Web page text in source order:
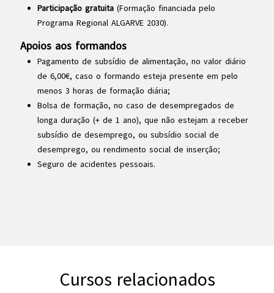
Participação gratuita(Formação financiada pelo
Programa Regional ALGARVE 2030).
Apoios aos formandos
Pagamento de subsídio de alimentação, no valor diário
de 6,00€, caso o formando esteja presente em pelo
menos 3 horas de formação diária;
Bolsa de formação, no caso de desempregados de
longa duração (+ de 1 ano), que não estejam a receber
subsídio de desemprego, ou subsídio social de
desemprego, ou rendimento social de inserção;
Seguro de acidentes pessoais.
Cursos relacionados